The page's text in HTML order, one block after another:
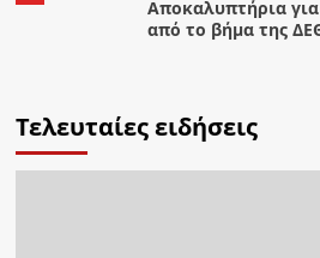
Αποκαλυπτήρια
από το βήμα της
Τελευταίες ειδήσεις